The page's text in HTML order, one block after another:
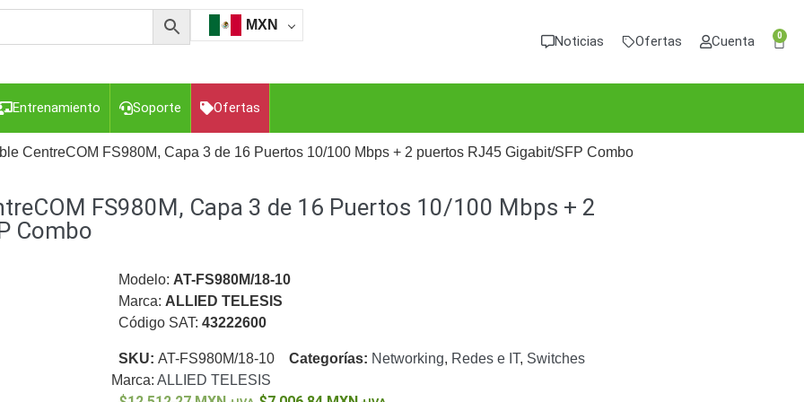
MXN
Noticias Ofertas Cuenta 0
Entrenamiento Soporte Ofertas
para Computadora y Smartphones Cajas de
Gabinetes de Acero para DVR y NVR
Blanca
Transceptores de Video
Cable Coaxial y ConectoresCables Armados -
CentreCOM FS980M, Capa 3 de 16 Puertos 10/100 Mbps + 2 puertos RJ45 Gigabit/SFP Combo
FS980M, Capa 3 de 16 Puertos 10/100 Mbps + 2
Combo
Modelo: AT-FS980M/18-10
Marca: ALLIED TELESIS
Código SAT: 43222600
SKU: AT-FS980M/18-10 Categorías: Networking, Redes e IT, Switches
Marca: ALLIED TELESIS